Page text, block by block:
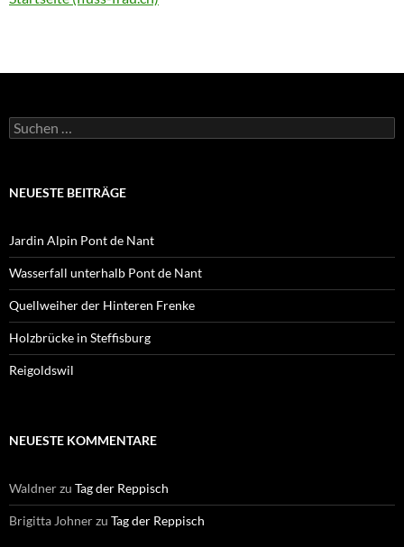
Suchen
nach:
NEUESTE BEITRÄGE
Jardin Alpin Pont de Nant
Wasserfall unterhalb Pont de Nant
Quellweiher der Hinteren Frenke
Holzbrücke in Steffisburg
Reigoldswil
NEUESTE KOMMENTARE
Waldnerzu Tag der Reppisch
Brigitta Johnerzu Tag der Reppisch